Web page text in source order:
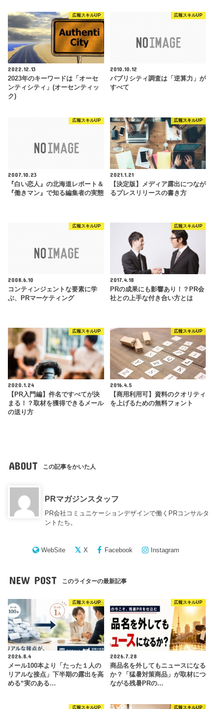
広報スキルUP
2022.12.13
2023年のキーワードは「オーセ
ンティシティ」(オーセンティッ
ク)
広報スキルUP
2010.10.12
パブリシティ調査は「逆算力」が
すべて
広報スキルUP
2007.10.23
『白い恋人』の北海道レポート＆
『働きマン』で知る編集者の実態
広報スキルUP
2021.1.21
【決定版】メディア露出につなが
るプレスリリースの書き方
広報スキルUP
2008.6.10
コンティンジェントな要素に学
ぶ、PRマーケティング
広報スキルUP
2017.4.18
PRの成果にも影響あり！？PR会
社との上手な付き合い方とは
広報スキルUP
2020.1.24
【PR入門編】件名ですべてが決
まる！？取材を獲得できるメール
の送り方
広報スキルUP
2016.4.5
【商用利用可】資料のクオリティ
を上げるための無料フォント
ABOUT この記事をかいた人
PRマガジンスタッフ
PR会社コミュニケーションデザインで働くPRコンサルタ
ントたち。
WebSite X Facebook Instagram
NEW POST このライターの最新記事
広報スキルUP
2026.8.4
メール100本より「たった１人の
リアルな接点」下半期の露出を高
める“実のある…
広報スキルUP
2026.7.28
商品名を外してもニュースになる
か？「猛暑対策商品」が取材につ
ながる残暑PRの…
広報スキルUP 広報スキルUP